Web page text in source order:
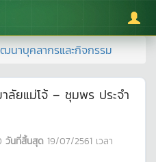
นาบุคลากรและกิจกรรม
ลัยแม่โจ้ – ชุมพร ประจำ
วันที่สิ้นสุด 19/07/2561 เวลา